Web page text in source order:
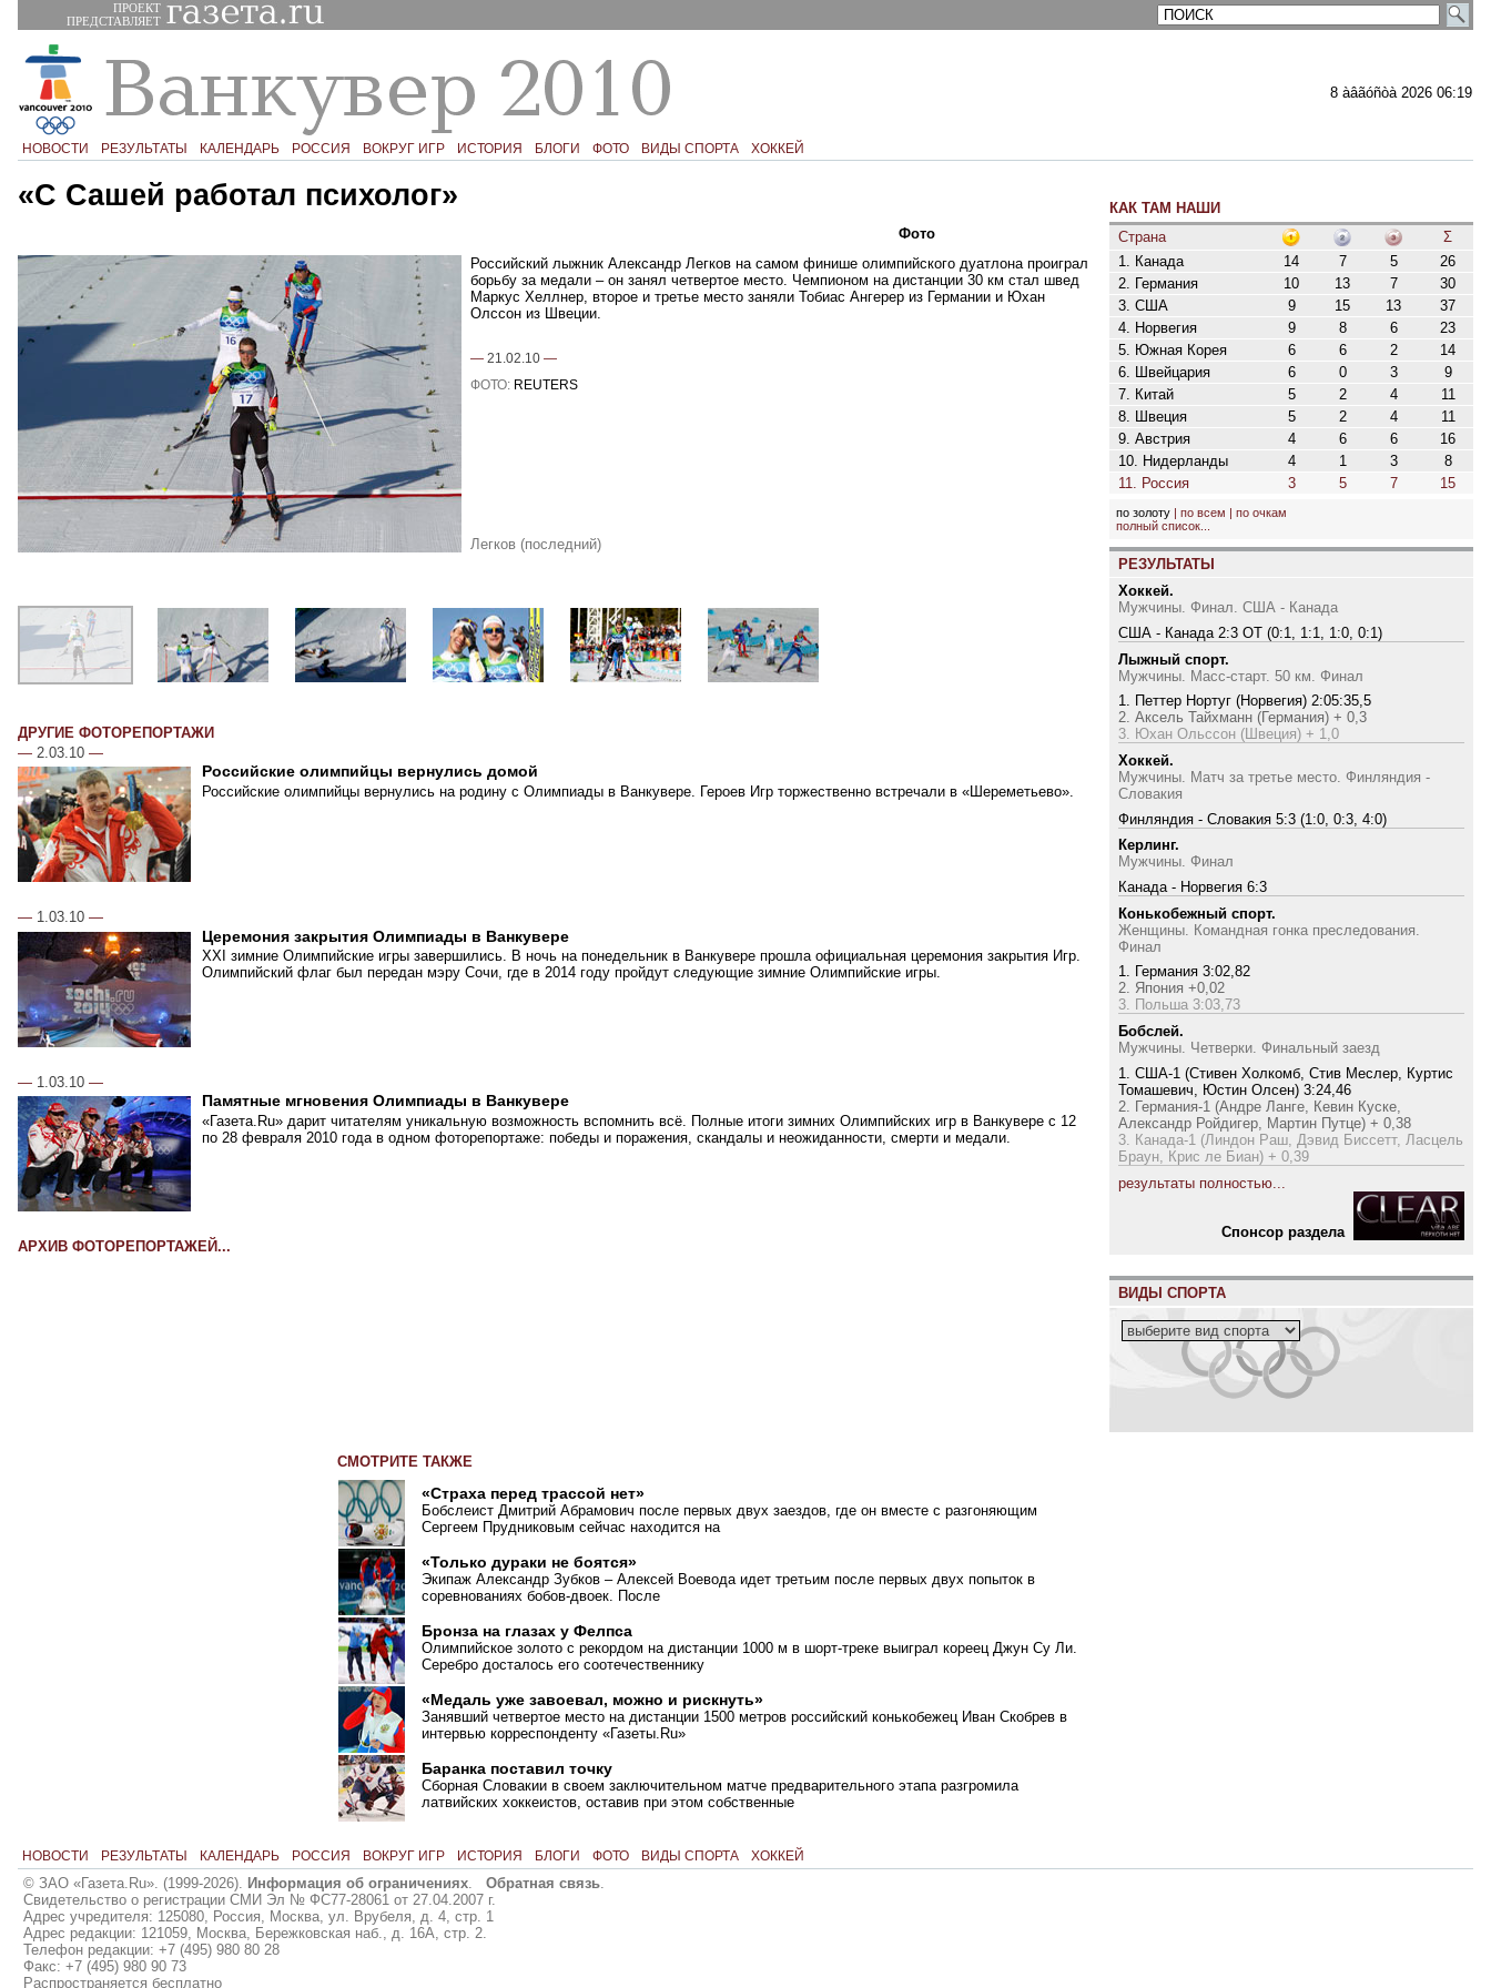
ПРОЕКТ
ПРЕДСТАВЛЯЕТ
8 àâãóñòà 2026 06:19
НОВОСТИ РЕЗУЛЬТАТЫ КАЛЕНДАРЬ РОССИЯ ВОКРУГ ИГР ИСТОРИЯ БЛОГИ ФОТО ВИДЫ СПОРТА ХОККЕЙ
«С Сашей работал психолог»
Фото
Российский лыжник Александр Легков на самом финише олимпийского дуатлона проиграл
борьбу за медали – он занял четвертое место. Чемпионом на дистанции 30 км стал швед
Маркус Хеллнер, второе и третье место заняли Тобиас Ангерер из Германии и Юхан
Олссон из Швеции.
— 21.02.10 —
ФОТО: REUTERS
Легков (последний)
ДРУГИЕ ФОТОРЕПОРТАЖИ
— 2.03.10 —
Российские олимпийцы вернулись домой
Российские олимпийцы вернулись на родину с Олимпиады в Ванкувере. Героев Игр торжественно встречали в «Шереметьево».
— 1.03.10 —
Церемония закрытия Олимпиады в Ванкувере
XXI зимние Олимпийские игры завершились. В ночь на понедельник в Ванкувере прошла официальная церемония закрытия Игр.
Олимпийский флаг был передан мэру Сочи, где в 2014 году пройдут следующие зимние Олимпийские игры.
— 1.03.10 —
Памятные мгновения Олимпиады в Ванкувере
«Газета.Ru» дарит читателям уникальную возможность вспомнить всё. Полные итоги зимних Олимпийских игр в Ванкувере с 12
по 28 февраля 2010 года в одном фоторепортаже: победы и поражения, скандалы и неожиданности, смерти и медали.
АРХИВ ФОТОРЕПОРТАЖЕЙ...
КАК ТАМ НАШИ
Страна
Σ
1. Канада
14 7 5
26
2. Германия
10 13 7
30
3. США
9 15 13
37
4. Норвегия
9 8 6
23
5. Южная Корея
6 6 2
14
6. Швейцария
6 0 3
9
7. Китай
5 2 4
11
8. Швеция
5 2 4
11
9. Австрия
4 6 6
16
10. Нидерланды
4 1 3
8
11. Россия
3 5 7 15
по золоту |по всем |по очкам
полный список...
РЕЗУЛЬТАТЫ
Хоккей.
Мужчины. Финал. США - Канада
США - Канада 2:3 ОТ (0:1, 1:1, 1:0, 0:1)
Лыжный спорт.
Мужчины. Масс-старт. 50 км. Финал
1. Петтер Нортуг (Норвегия) 2:05:35,5
2. Аксель Тайхманн (Германия) + 0,3
3. Юхан Ольссон (Швеция) + 1,0
Хоккей.
Мужчины. Матч за третье место. Финляндия -
Словакия
Финляндия - Словакия 5:3 (1:0, 0:3, 4:0)
Керлинг.
Мужчины. Финал
Канада - Норвегия 6:3
Конькобежный спорт.
Женщины. Командная гонка преследования.
Финал
1. Германия 3:02,82
2. Япония +0,02
3. Польша 3:03,73
Бобслей.
Мужчины. Четверки. Финальный заезд
1. США-1 (Стивен Холкомб, Стив Меслер, Куртис
Томашевич, Юстин Олсен) 3:24,46
2. Германия-1 (Андре Ланге, Кевин Куске,
Александр Ройдигер, Мартин Путце) + 0,38
3. Канада-1 (Линдон Раш, Дэвид Биссетт, Ласцель
Браун, Крис ле Биан) + 0,39
результаты полностью...
Cпонсор раздела
ВИДЫ СПОРТА
СМОТРИТЕ ТАКЖЕ
«Страха перед трассой нет»
Бобслеист Дмитрий Абрамович после первых двух заездов, где он вместе с разгоняющим
Сергеем Прудниковым сейчас находится на
«Только дураки не боятся»
Экипаж Александр Зубков – Алексей Воевода идет третьим после первых двух попыток в
соревнованиях бобов-двоек. После
Бронза на глазах у Фелпса
Олимпийское золото с рекордом на дистанции 1000 м в шорт-треке выиграл кореец Джун Су Ли.
Серебро досталось его соотечественнику
«Медаль уже завоевал, можно и рискнуть»
Занявший четвертое место на дистанции 1500 метров российский конькобежец Иван Скобрев в
интервью корреспонденту «Газеты.Ru»
Баранка поставил точку
Сборная Словакии в своем заключительном матче предварительного этапа разгромила
латвийских хоккеистов, оставив при этом собственные
НОВОСТИ РЕЗУЛЬТАТЫ КАЛЕНДАРЬ РОССИЯ ВОКРУГ ИГР ИСТОРИЯ БЛОГИ ФОТО ВИДЫ СПОРТА ХОККЕЙ
© ЗАО «Газета.Ru». (1999-2026). Информация об ограничениях Обратная связь
Свидетельство о регистрации СМИ Эл № ФС77-28061 от 27.04.2007 г.
Адрес учредителя: 125080, Россия, Москва, ул. Врубеля, д. 4, стр. 1
Адрес редакции: 121059, Москва, Бережковская наб., д. 16А, стр. 2.
Телефон редакции: +7 (495) 980 80 28
Факс: +7 (495) 980 90 73
Распространяется бесплатно